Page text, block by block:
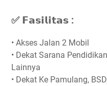
✅ 𝗙𝗮𝘀𝗶𝗹𝗶𝘁𝗮𝘀 :⁣⁣⁣
• Akses Jalan 2 Mobil
• Dekat Sarana
Lainnya
• Dekat Ke Pamulang,